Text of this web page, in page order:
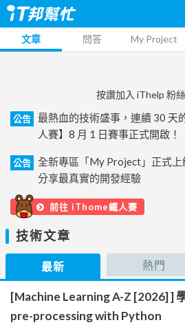
文章 問答 My Project
按讚加入 iThelp 粉
公告
最熱血的技術盛事，連續 30 天
人賽】8 月 1 日賽事正式開啟！
公告
全新專區「My Project」正式上
分享最真實的開發經驗
前往 iThome鐵人賽
技術文章
最新 熱門
[Machine Learning A-Z [2026] ]
pre-processing with Python